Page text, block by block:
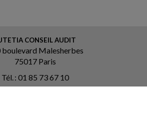
CONSEIL AUDIT
boulevard Malesherbes
75017 Paris
Tél. : 01 85 73 67 10